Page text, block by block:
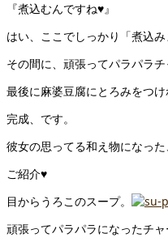
『煮込むんですね♥』
はい、ここでしっかり「煮込み
その間に、頑張ってパラパラチ
最後に麻婆豆腐にとろみをつけ
完成、です。
彼女の思ってる和え物になっ
ご紹介♥
目からうろこのスープ。
頑張ってパラパラになったチャ